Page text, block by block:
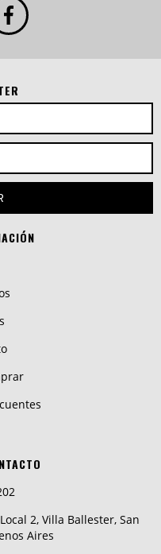
2, Villa Ballester, San
Aires